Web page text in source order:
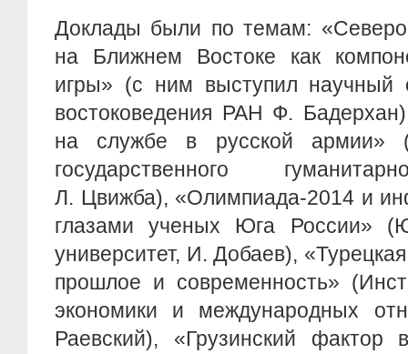
Доклады были по темам:
на Ближнем Востоке как
игры» (с ним выступил научный
востоковедения РАН Ф.
на службе в русской армии»
государственного
Л. Цвижба), «Олимпиада-2014 и
глазами ученых Юга России»
университет, И. Добаев),
прошлое и современность»
экономики и международных
Раевский), «Грузинский фактор